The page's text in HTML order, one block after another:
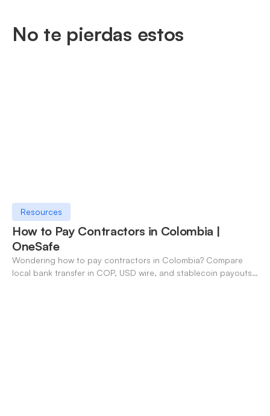
No te pierdas estos
Resources
How to Pay Contractors in Colombia |
OneSafe
Wondering how to pay contractors in Colombia? Compare
local bank transfer in COP, USD wire, and stablecoin payouts.